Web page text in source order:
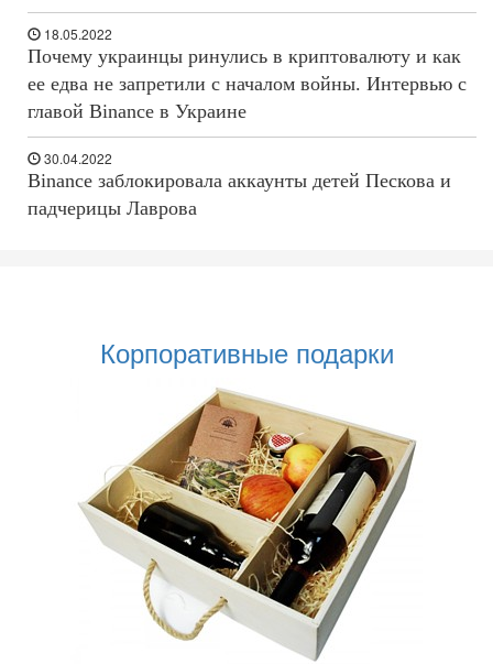
18.05.2022
Почему украинцы ринулись в криптовалюту и как
ее едва не запретили с началом войны. Интервью с
главой Binance в Украине
30.04.2022
Binance заблокировала аккаунты детей Пескова и
падчерицы Лаврова
Корпоративные подарки